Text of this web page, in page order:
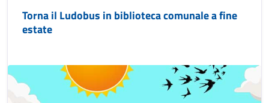
Torna il Ludobus in biblioteca comunale a fine
estate